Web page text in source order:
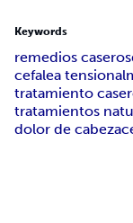
Keywords
remedios caseros
cefalea tensional
tratamiento
tratamientos
dolor de cabeza